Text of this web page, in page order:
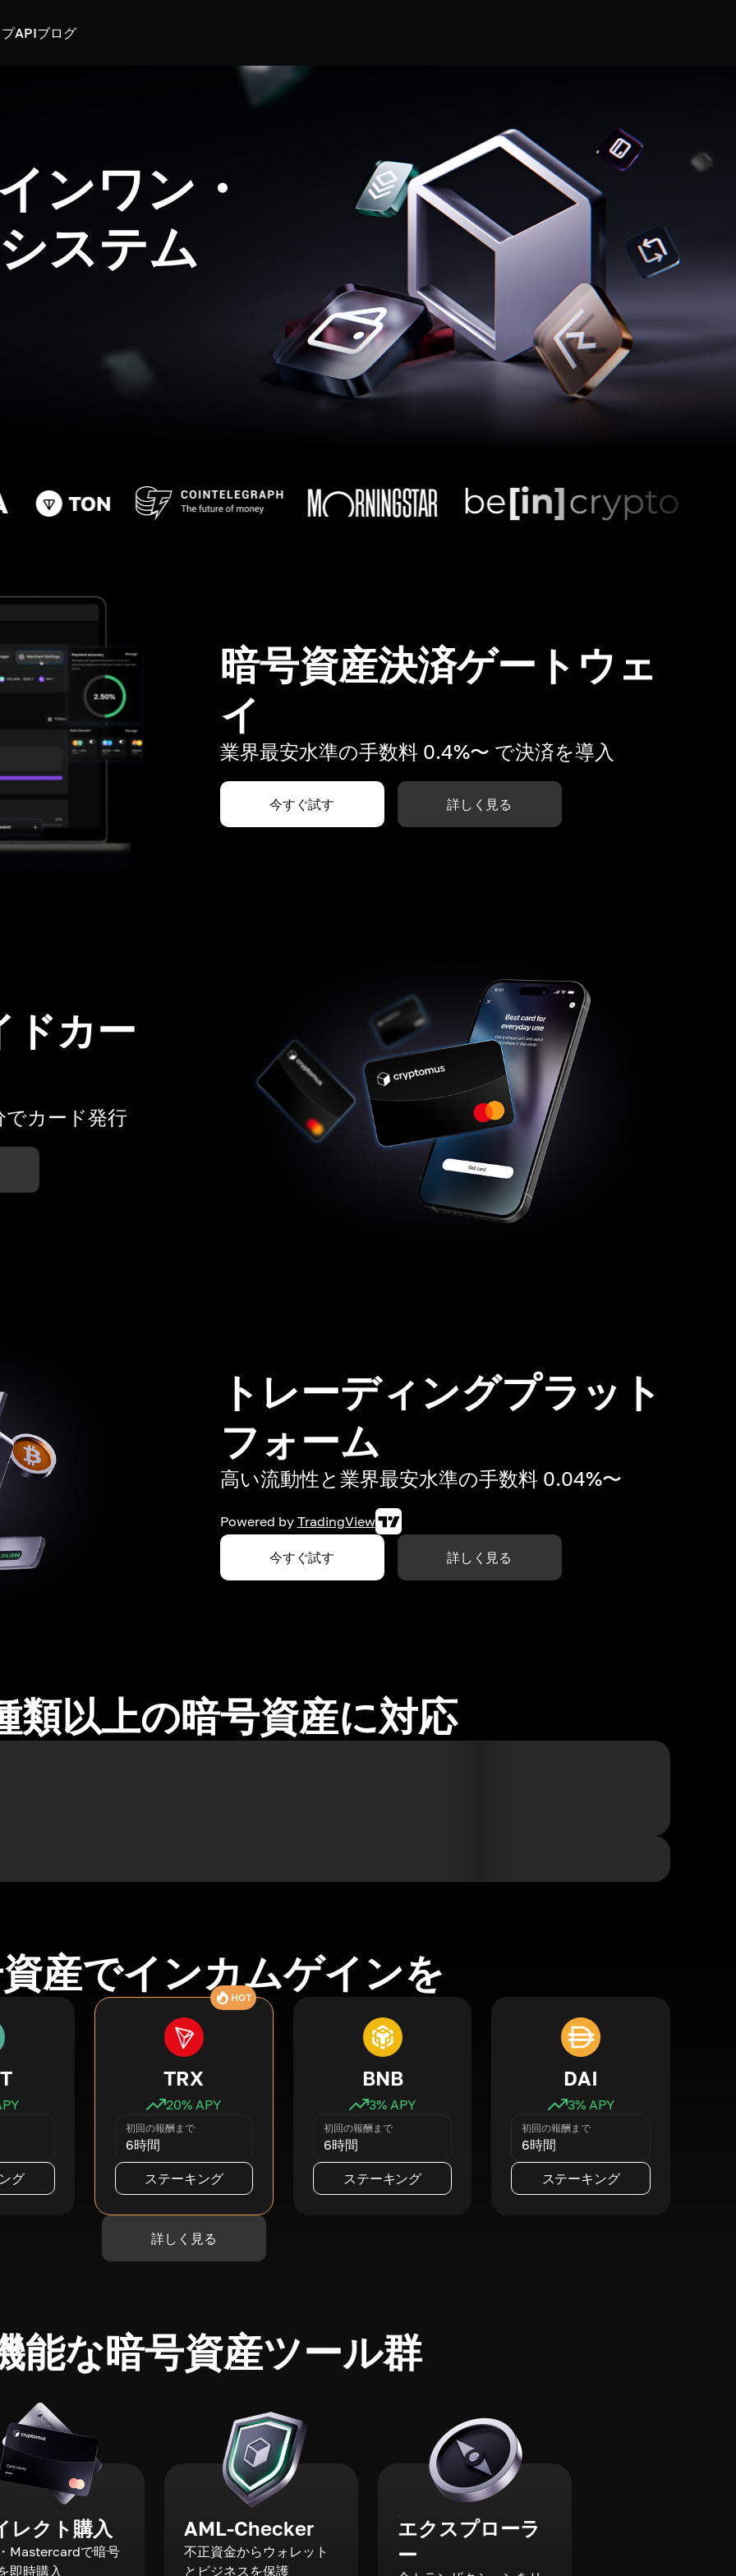
APIブログ
ンワン・
ステム
暗号資産決済ゲートウェ
イ
業界最安水準の手数料 0.4%〜 で決済を導入
今すぐ試す 詳しく見る
ドカー
でカード発行
トレーディングプラット
フォーム
高い流動性と業界最安水準の手数料 0.04%〜
Powered by TradingView
今すぐ試す 詳しく見る
類以上の暗号資産に対応
産でインカムゲインを
グ
HOT
TRX
20% APY
初回の報酬まで
6時間
ステーキング
BNB
3% APY
初回の報酬まで
6時間
ステーキング
DAI
3% APY
初回の報酬まで
6時間
ステーキング
詳しく見る
能な暗号資産ツール群
レクト購入
Mastercardで暗号
即時購入
AML-Checker
不正資金からウォレット
とビジネスを保護
エクスプローラ
ー